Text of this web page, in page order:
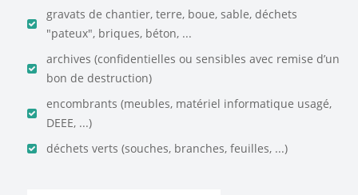
gravats de chantier, terre, boue, sable, déchets
"pateux", briques, béton, ...
archives (confidentielles ou sensibles avec remise d’un
bon de destruction)
encombrants (meubles, matériel informatique usagé,
DEEE, ...)
déchets verts (souches, branches, feuilles, ...)